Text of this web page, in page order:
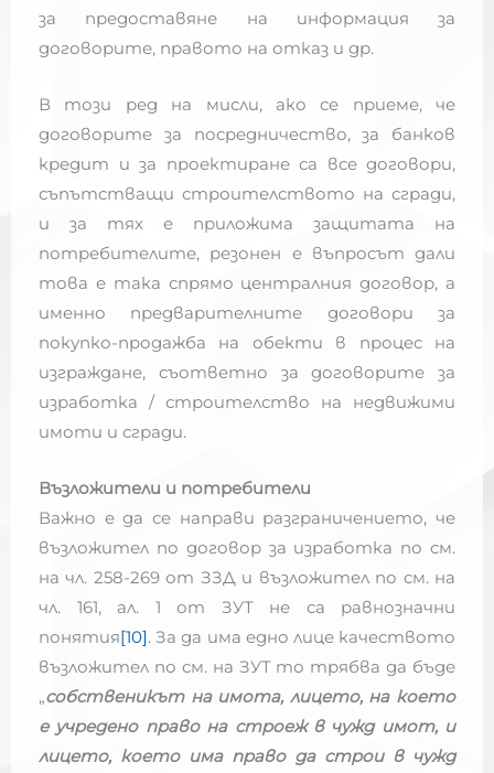
за предоставяне на информация за
договорите, правото на отказ и др.
В този ред на мисли, ако се приеме, че
договорите за посредничество, за банков
кредит и за проектиране са все договори,
съпътстващи строителството на сгради,
и за тях е приложима защитата на
потребителите, резонен е въпросът дали
това е така спрямо централния договор, а
именно предварителните договори за
покупко-продажба на обекти в процес на
изграждане, съответно за договорите за
изработка / строителство на недвижими
имоти и сгради.
Възложители и потребители
Важно е да се направи разграничението, че
възложител по договор за изработка по см.
на чл. 258-269 от ЗЗД и възложител по см. на
чл. 161, ал. 1 от ЗУТ не са равнозначни
понятия[10]. За да има едно лице качеството
възложител по см. на ЗУТ то трябва да бъде
„собственикът на имота, лицето, на което
е учредено право на строеж в чужд имот, и
лицето, което има право да строи в чужд